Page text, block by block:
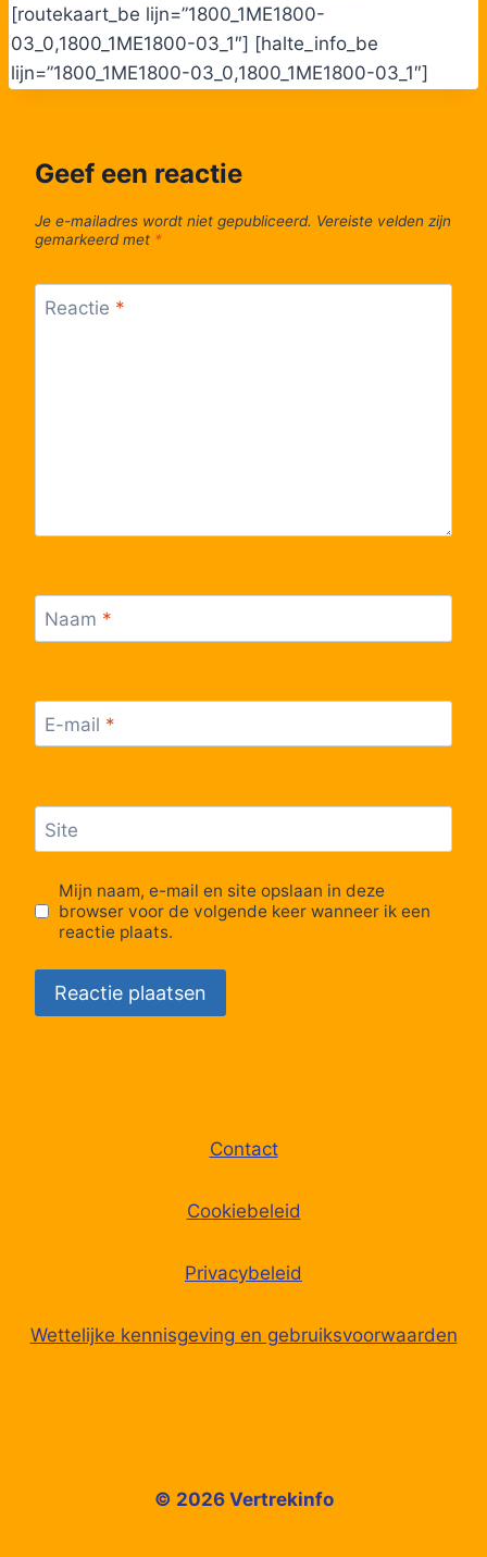
[routekaart_be lijn=”1800_1ME1800-
03_0,1800_1ME1800-03_1″] [halte_info_be
lijn=”1800_1ME1800-03_0,1800_1ME1800-03_1″]
Geef een reactie
Je e-mailadres wordt niet gepubliceerd. Vereiste velden zijn
gemarkeerd met *
Reactie *
Naam *
E-mail *
Site
Mijn naam, e-mail en site opslaan in deze
browser voor de volgende keer wanneer ik een
reactie plaats.
Contact
Cookiebeleid
Privacybeleid
Wettelijke kennisgeving en gebruiksvoorwaarden
© 2026 Vertrekinfo